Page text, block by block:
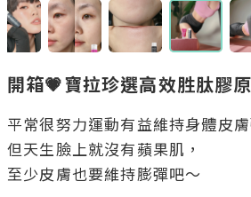
開箱💗寶拉珍選高效胜肽膠
平常很努力運動有益維持身體皮膚
但天生臉上就沒有蘋果肌，
至少皮膚也要維持膨彈吧～